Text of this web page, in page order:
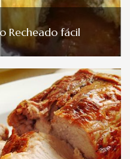
Recheado fácil